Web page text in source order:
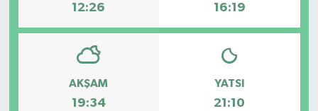
12:26 16:19
AKŞAM
19:34
YATSI
21:10
Türkiye
YEREL